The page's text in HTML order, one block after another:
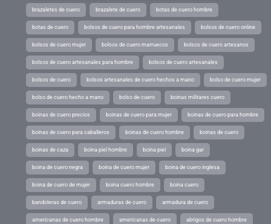
brazaletes de cuero brazalete de cuero botas de cuero hombre
botas de cuero bolsos de cuero para hombre artesanales bolsos de cuero online
bolsos de cuero mujer bolsos de cuero marruecos bolsos de cuero artesanos
bolsos de cuero artesanales para hombre bolsos de cuero artesanales
bolsos de cuero bolsos artesanales de cuero hechos a mano bolso de cuero mujer
bolso de cuero hecho a mano bolso de cuero boinas militares cuero
boinas de cuero precios boinas de cuero para mujer boinas de cuero para hombre
boinas de cuero para caballeros boinas de cuero hombre boinas de cuero
boinas de caza boina piel hombre boina piel boina gar
boina de cuero negra boina de cuero mujer boina de cuero inglesa
boina de cuero de mujer boina cuero hombre boina cuero
bandoleras de cuero armaduras de cuero armadura de cuero
americanas de cuero hombre americanas de cuero abrigos de cuero hombre